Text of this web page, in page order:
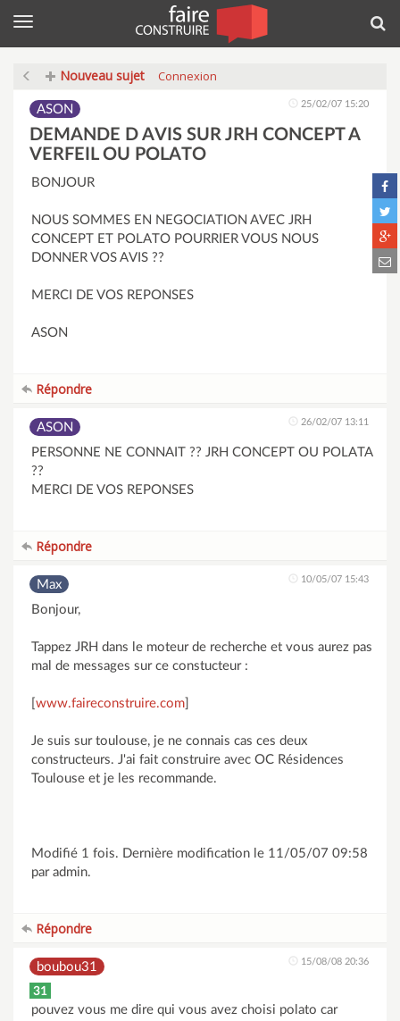
Menu
Nouveau sujet Connexion
ASON 25/02/07 15:20
DEMANDE D AVIS SUR JRH CONCEPT A
VERFEIL OU POLATO
BONJOUR
NOUS SOMMES EN NEGOCIATION AVEC JRH
CONCEPT ET POLATO POURRIER VOUS NOUS
DONNER VOS AVIS ??
MERCI DE VOS REPONSES
ASON
Répondre
ASON 26/02/07 13:11
PERSONNE NE CONNAIT ?? JRH CONCEPT OU POLATA
??
MERCI DE VOS REPONSES
Répondre
Max 10/05/07 15:43
Bonjour,
Tappez JRH dans le moteur de recherche et vous aurez pas
mal de messages sur ce constucteur :
www.faireconstruire.com
Je suis sur toulouse, je ne connais cas ces deux
constructeurs. J'ai fait construire avec OC Résidences
Toulouse et je les recommande.
Modifié 1 fois. Dernière modification le 11/05/07 09:58
par admin.
Répondre
boubou31 15/08/08 20:36
31
pouvez vous me dire qui vous avez choisi polato car